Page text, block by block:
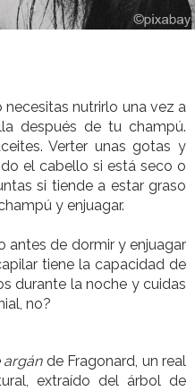
necesitas nutrirlo una vez a
después de tu champú.
Verter unas gotas y
el cabello si está seco o
si tiende a estar graso
y enjuagar.
antes de dormir y enjuagar
tiene la capacidad de
durante la noche y cuidas
no?
argán de Fragonard, un real
extraído del árbol de